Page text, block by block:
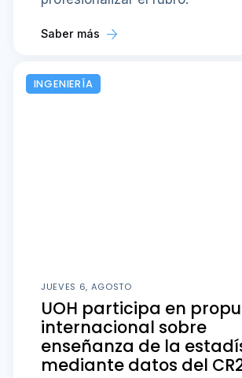
Saber más
INGENIERÍA
JUEVES 6, AGOSTO
UOH participa en
internacional sobre
enseñanza de la
mediante datos del